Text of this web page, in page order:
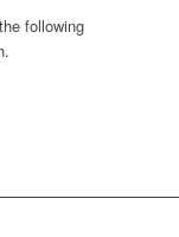
following